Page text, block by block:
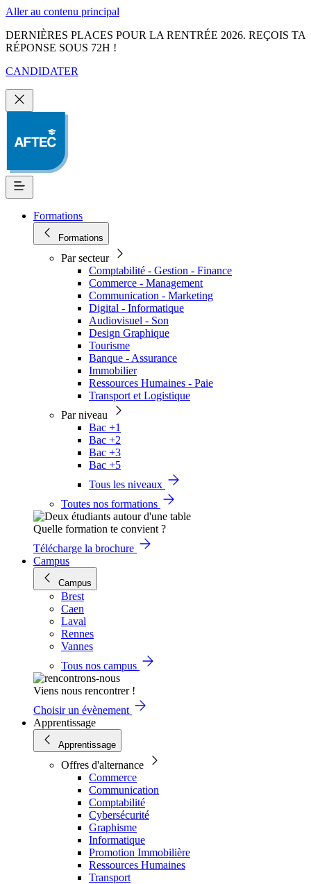
Aller au contenu principal
DERNIÈRES PLACES POUR LA RENTRÉE 2026. REÇOIS TA
RÉPONSE SOUS 72H !
CANDIDATER
Formations
Formations
Par secteur
Comptabilité - Gestion - Finance
Commerce - Management
Communication - Marketing
Digital - Informatique
Audiovisuel - Son
Design Graphique
Tourisme
Banque - Assurance
Immobilier
Ressources Humaines - Paie
Transport et Logistique
Par niveau
Bac +1
Bac +2
Bac +3
Bac +5
Tous les niveaux
Toutes nos formations
Quelle formation te convient ?
Télécharge la brochure
Campus
Campus
Brest
Caen
Laval
Rennes
Vannes
Tous nos campus
Viens nous rencontrer !
Choisir un évènement
Apprentissage
Apprentissage
Offres d'alternance
Commerce
Communication
Comptabilité
Cybersécurité
Graphisme
Informatique
Promotion Immobilière
Ressources Humaines
Transport